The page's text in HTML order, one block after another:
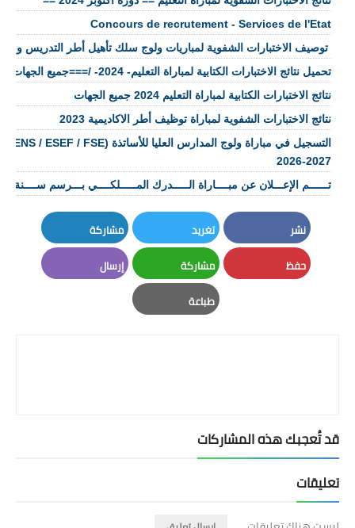
Concours de recrutement - Services de l'Etat
توصيف الاختبارات الشفوية لمباريات ولوج سلك تأهيل أطر التدريس
تحميل نتائج الاختبارات الكتابية لمباراة التعليم- 2024- /===جميع الجهات====
نتائج الاختبارات الكتابية لمباراة التعليم 2024 جميع الجهات
نتائج الاختبارات الشفوية لمباراة توظيف أطر الاكاديمية 2023
2027-2026
تــــــم الإعـــلان عن مبــــاراة الـــــدرك المـــــلكــــي بـــرسم ســــنة 2026 👮🏼‍♂️👮🏼‍♀️
نشر
Facebook
تغريد
Twitter
مشاركة
LinkedIn
حفظ مشاركة
Whatsapp
إرسال
طباعة
قد تُعجبك هذه المشاركات
تعليقات